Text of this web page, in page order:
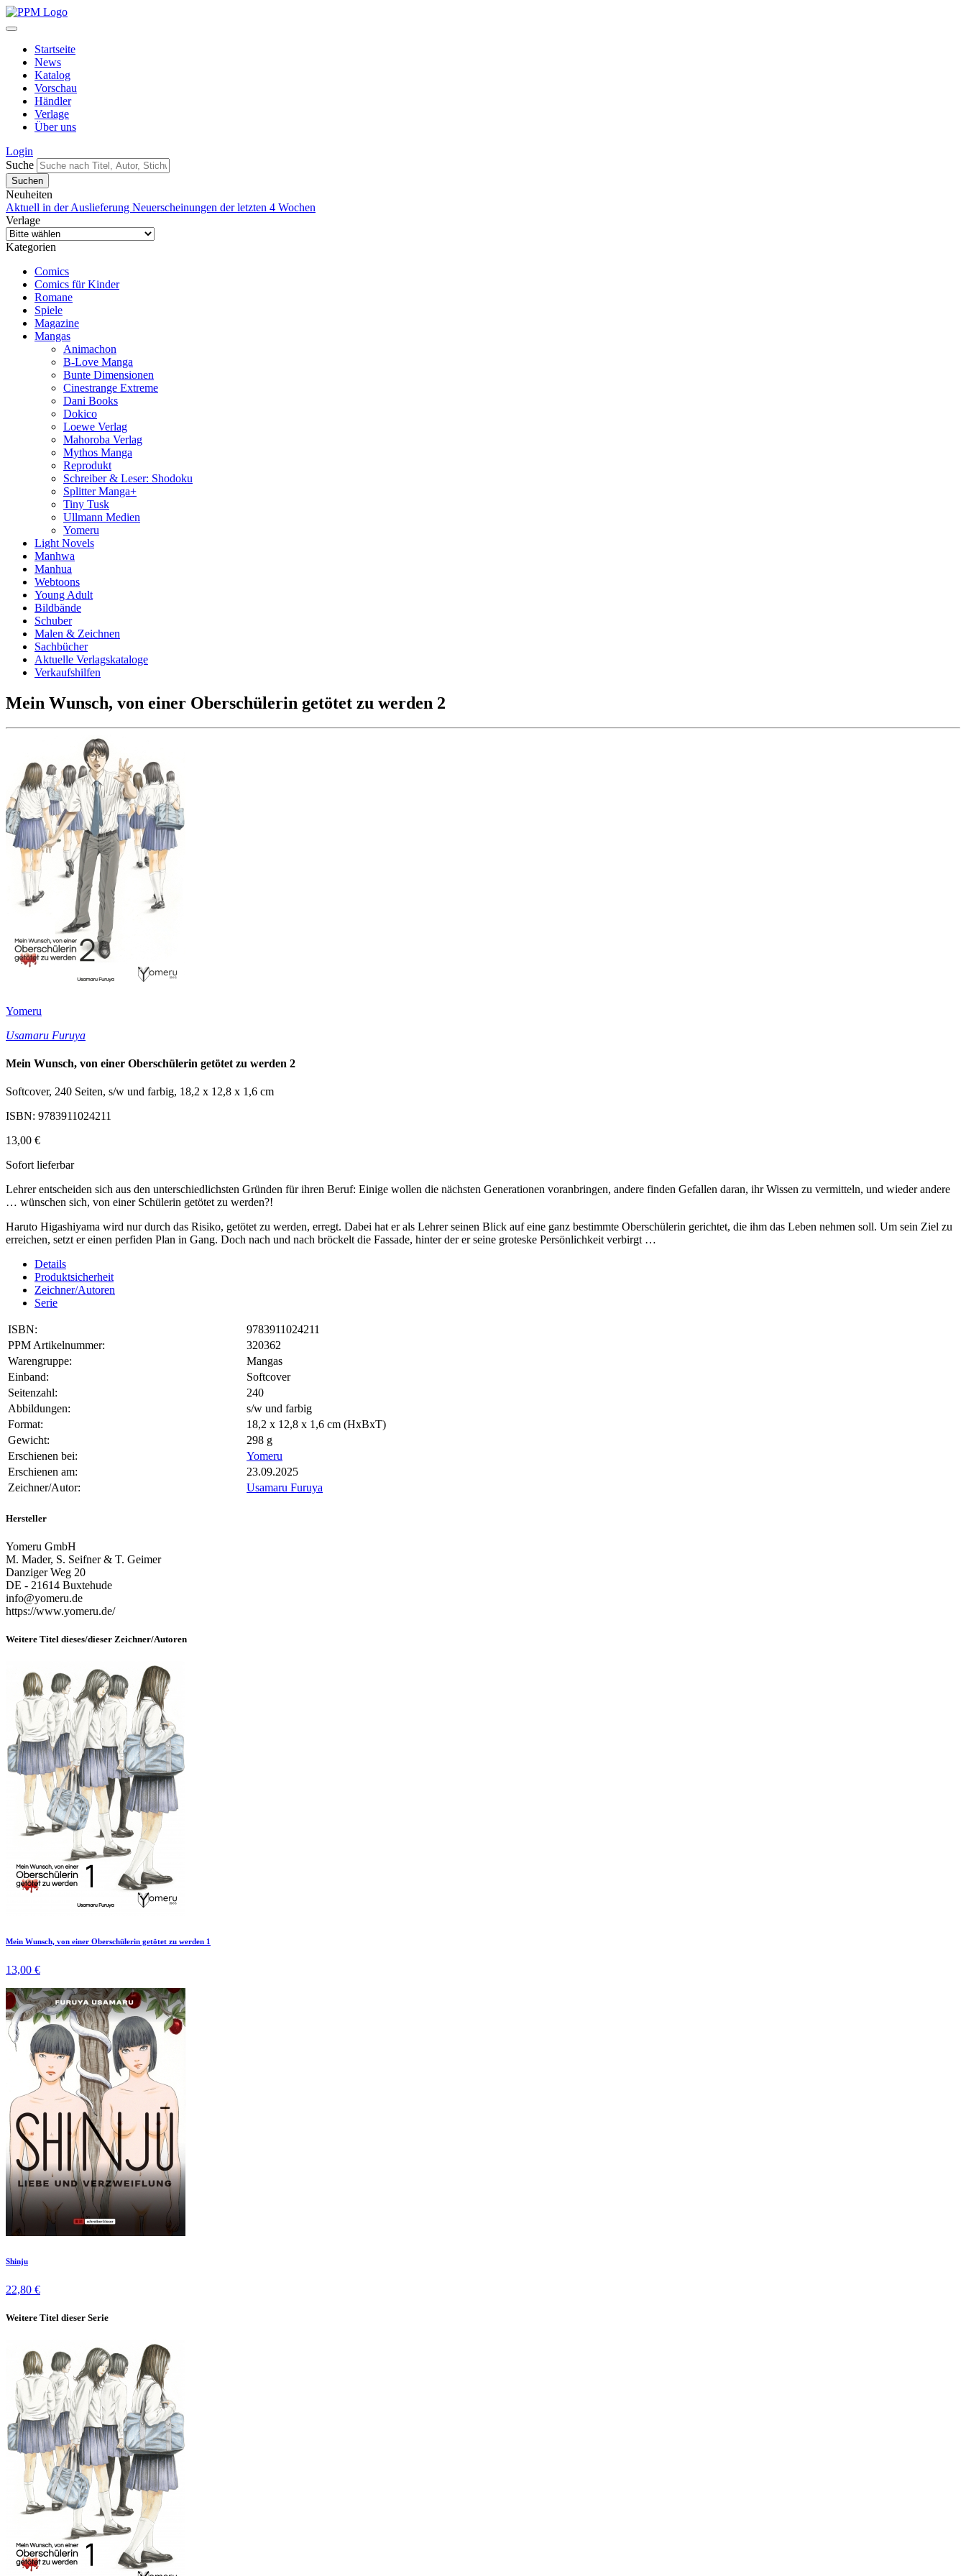
Startseite
News
Katalog
Vorschau
Händler
Verlage
Über uns
Login
Suche
Neuheiten
Aktuell in der Auslieferung Neuerscheinungen der letzten 4 Wochen
Verlage
Kategorien
Comics
Comics für Kinder
Romane
Spiele
Magazine
Mangas
Animachon
B-Love Manga
Bunte Dimensionen
Cinestrange Extreme
Dani Books
Dokico
Loewe Verlag
Mahoroba Verlag
Mythos Manga
Reprodukt
Schreiber & Leser: Shodoku
Splitter Manga+
Tiny Tusk
Ullmann Medien
Yomeru
Light Novels
Manhwa
Manhua
Webtoons
Young Adult
Bildbände
Schuber
Malen & Zeichnen
Sachbücher
Aktuelle Verlagskataloge
Verkaufshilfen
Mein Wunsch, von einer Oberschülerin getötet zu werden 2
Yomeru
Usamaru Furuya
Mein Wunsch, von einer Oberschülerin getötet zu werden 2
Softcover, 240 Seiten, s/w und farbig, 18,2 x 12,8 x 1,6 cm
ISBN: 9783911024211
13,00 €
Sofort lieferbar
Lehrer entscheiden sich aus den unterschiedlichsten Gründen für ihren Beruf: Einige wollen die nächsten Generationen voranbringen, andere finden Gefallen daran, ihr Wissen zu vermitteln, und wieder andere
… wünschen sich, von einer Schülerin getötet zu werden?!
Haruto Higashiyama wird nur durch das Risiko, getötet zu werden, erregt. Dabei hat er als Lehrer seinen Blick auf eine ganz bestimmte Oberschülerin gerichtet, die ihm das Leben nehmen soll. Um sein Ziel zu
erreichen, setzt er einen perfiden Plan in Gang. Doch nach und nach bröckelt die Fassade, hinter der er seine groteske Persönlichkeit verbirgt …
Details
Produktsicherheit
Zeichner/Autoren
Serie
ISBN:
9783911024211
PPM Artikelnummer:
320362
Warengruppe:
Mangas
Einband:
Softcover
Seitenzahl:
240
Abbildungen:
s/w und farbig
Format:
18,2 x 12,8 x 1,6 cm (HxBxT)
Gewicht:
298 g
Erschienen bei:
Yomeru
Erschienen am:
23.09.2025
Zeichner/Autor:
Usamaru Furuya
Hersteller
Yomeru GmbH
M. Mader, S. Seifner & T. Geimer
Danziger Weg 20
DE - 21614 Buxtehude
info@yomeru.de
https://www.yomeru.de/
Weitere Titel dieses/dieser Zeichner/Autoren
Mein Wunsch, von einer Oberschülerin getötet zu werden 1
13,00 €
Shinju
22,80 €
Weitere Titel dieser Serie